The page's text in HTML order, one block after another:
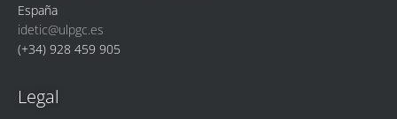
España
idetic@ulpgc.es
(+34) 928 459 905
Legal